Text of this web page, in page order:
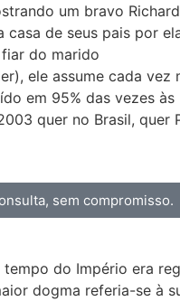
um bravo Richard
casa de seus pais por
do marido
ele assume cada vez
em 95% das vezes às
quer no Brasil, quer
sem compromisso.
do Império era
dogma referia-se à